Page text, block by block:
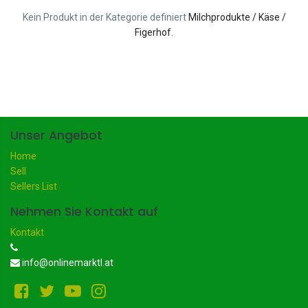
Kein Produkt in der Kategorie definiert Milchprodukte / Käse /
Figerhof
Unser Angebot
Home
Sell
Sellers List
Nehmen Sie Kontakt auf
Kontakt
info@onlinemarktl.at